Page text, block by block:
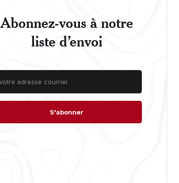
Abonnez-vous à notre
liste d’envoi